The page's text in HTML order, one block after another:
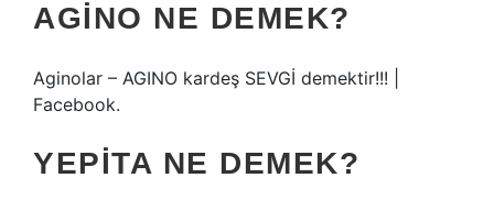
AGINO NE DEMEK?
Aginolar – AGINO kardeş SEVGİ demektir!!! |
Facebook.
YEPITA NE DEMEK?